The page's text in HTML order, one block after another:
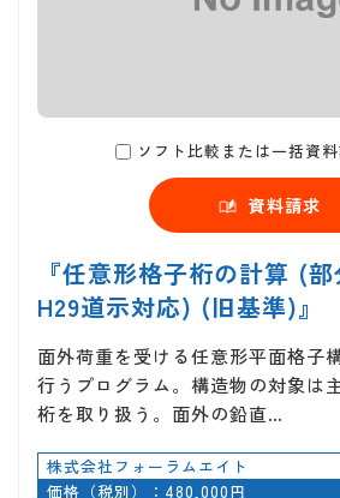
ソフト比較または一括資
資料請求
『任意形格子桁の計算 (部
H29道示対応) (旧基準)』
面外荷重を受ける任意形平面格子
行うプログラム。構造物の対象は
桁を取り扱う。面外の鉛直…
株式会社フォーラムエイト
価格（税別）：480,000円